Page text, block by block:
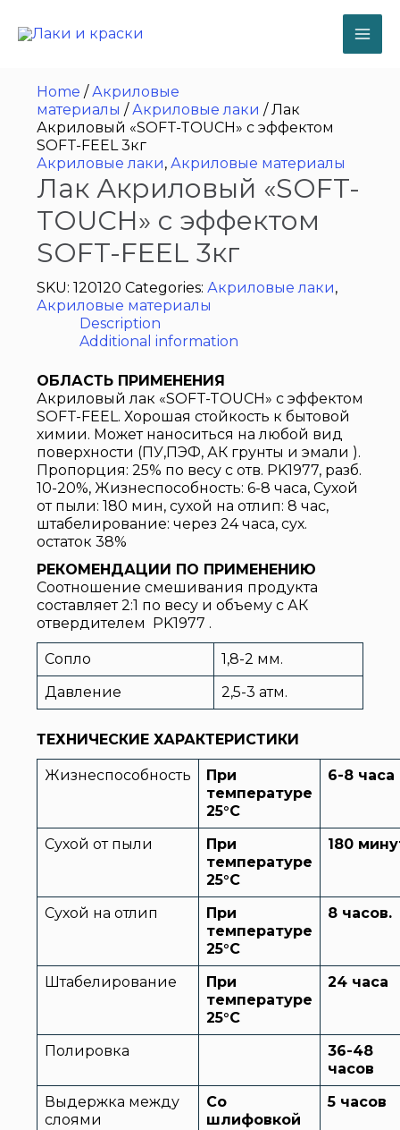
содержимому
Home /Акриловые
материалы /Акриловые лаки / Лак
Акриловый «SOFT-TOUCH» с эффектом
SOFT-FEEL 3кг
Акриловые лаки, Акриловые материалы
Лак Акриловый «SOFT-
TOUCH» с эффектом
SOFT-FEEL 3кг
SKU: 120120 Categories: Акриловые лаки,
Акриловые материалы
Description
Additional information
ОБЛАСТЬ ПРИМЕНЕНИЯ
Акриловый лак «SOFT-TOUCH» с эффектом
SOFT-FEEL. Хорошая стойкость к бытовой
химии. Может наноситься на любой вид
поверхности (ПУ,ПЭФ, АК грунты и эмали ).
Пропорция: 25% по весу с отв. PK1977, разб.
10-20%, Жизнеспособность: 6-8 часа, Сухой
от пыли: 180 мин, сухой на отлип: 8 час,
штабелирование: через 24 часа, сух.
остаток 38%
РЕКОМЕНДАЦИИ ПО ПРИМЕНЕНИЮ
Соотношение смешивания продукта
составляет 2:1 по весу и объему с АК
отвердителем PK1977 .
Сопло
1,8-2 мм.
Давление
2,5-3 атм.
ТЕХНИЧЕСКИЕ ХАРАКТЕРИСТИКИ
Жизнеспособность
При
температуре
25°C
6-8часа
Сухой от пыли
При
температуре
25°C
180
Сухой на отлип
При
температуре
25°C
8часов.
Штабелирование
При
температуре
25°C
24 часа
Полировка
36-48
часов
Выдержка между
слоями
Со
шлифовкой
5 часов